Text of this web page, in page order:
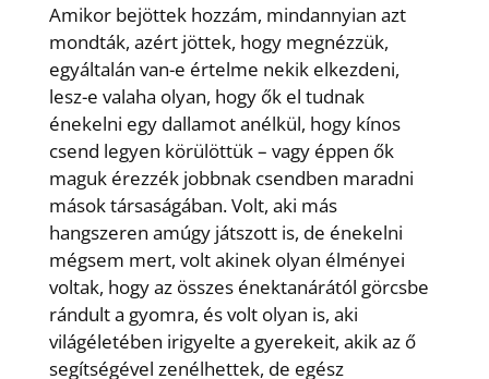
Amikor bejöttek hozzám, mindannyian azt
mondták, azért jöttek, hogy megnézzük,
egyáltalán van-e értelme nekik elkezdeni,
lesz-e valaha olyan, hogy ők el tudnak
énekelni egy dallamot anélkül, hogy kínos
csend legyen körülöttük – vagy éppen ők
maguk érezzék jobbnak csendben maradni
mások társaságában. Volt, aki más
hangszeren amúgy játszott is, de énekelni
mégsem mert, volt akinek olyan élményei
voltak, hogy az összes énektanárától görcsbe
rándult a gyomra, és volt olyan is, aki
világéletében irigyelte a gyerekeit, akik az ő
segítségével zenélhettek, de egész